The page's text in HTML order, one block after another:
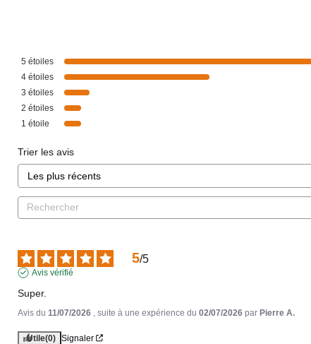
5 étoiles
4 étoiles
3 étoiles
2 étoiles
1 étoile
Trier les avis
5/5
Avis vérifié
Super.
Avis du 11/07/2026 , suite à une expérience du 02/07/2026 par Pierre A.
Utile(0) Signaler